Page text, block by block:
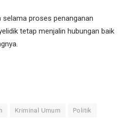
proses penanganan
tetap menjalin hubungan baik
Kriminal Umum Politik